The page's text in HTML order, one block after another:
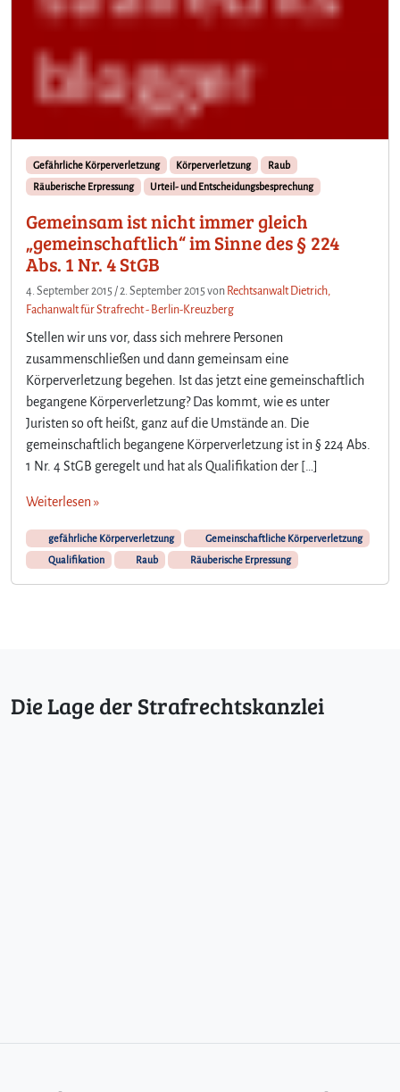
Gefährliche Körperverletzung Körperverletzung
Raub
Räuberische Erpressung
Urteil- und Entscheidungsbesprechung
Gemeinsam ist nicht immer gleich
„gemeinschaftlich“ im Sinne des § 224
Abs. 1 Nr. 4 StGB
4. September 2015 /2. September 2015von Rechtsanwalt Dietrich,
Fachanwalt für Strafrecht - Berlin-Kreuzberg
Stellen wir uns vor, dass sich mehrere Personen
zusammenschließen und dann gemeinsam eine
Körperverletzung begehen. Ist das jetzt eine gemeinschaftlich
begangene Körperverletzung? Das kommt, wie es unter
Juristen so oft heißt, ganz auf die Umstände an. Die
gemeinschaftlich begangene Körperverletzung ist in § 224 Abs.
1 Nr. 4 StGB geregelt und hat als Qualifikation der […]
Weiterlesen »
gefährliche Körperverletzung
Gemeinschaftliche Körperverletzung
Qualifikation
Raub Räuberische Erpressung
Die Lage der Strafrechtskanzlei